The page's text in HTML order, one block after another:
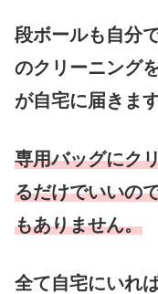
段ボールも自分
のクリーニング
が自宅に届きます
専用バッグにク
るだけでいいの
もありません。
全て自宅にいれ